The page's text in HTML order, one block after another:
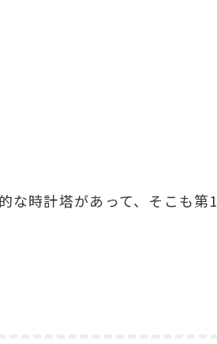
な時計塔があって、そこも第1